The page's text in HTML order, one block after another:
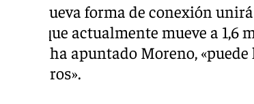
Esta nueva forma de conexión
línea que actualmente mueve a
según ha apuntado Moreno,
pasajeros».